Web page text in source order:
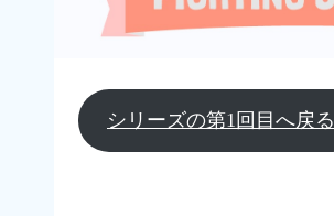
シリーズの第1回目へ戻る